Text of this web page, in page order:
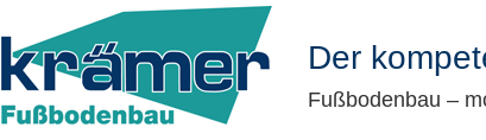
springen
Der
Fußbodenbau –